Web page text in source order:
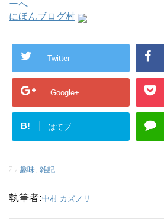
にほんブログ村
Twitter
Google+
B! はてブ
-趣味, 雑記
執筆者:中村 カズノリ